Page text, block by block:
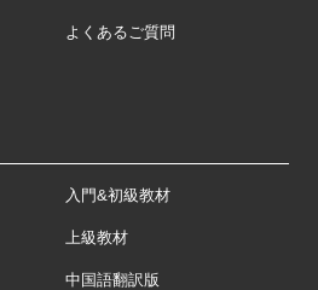
よくあるご質問
入門&初級教材
上級教材
中国語翻訳版